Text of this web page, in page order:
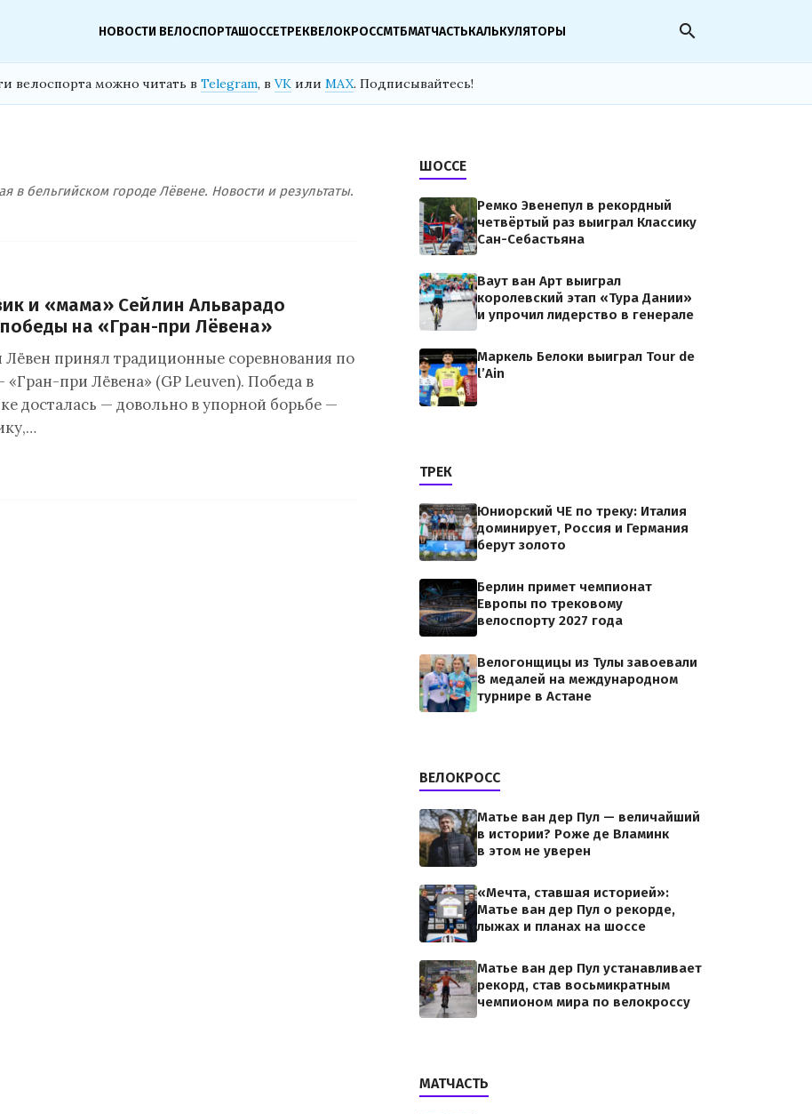
НОВОСТИ ВЕЛОСПОРТАШОССЕТРЕКВЕЛОКРОССМТБМАТЧАСТЬКАЛЬКУЛЯТОРЫ search
велоспорта можно читать в Telegram, в VK или MAX. Подписывайтесь!
в бельгийском городе Лёвене. Новости и результаты.
и «мама» Сейлин Альварадо
на «Гран-при Лёвена»
Лёвен принял традиционные соревнования по
«Гран-при Лёвена» (GP Leuven). Победа в
досталась — довольно в упорной борьбе —
ШОССЕ
Ремко Эвенепул в рекордный
четвёртый раз выиграл Классику
Сан-Себастьяна
Ваут ван Арт выиграл
королевский этап «Тура Дании»
и упрочил лидерство в генерале
Маркель Белоки выиграл Tour de
l’Ain
ТРЕК
Юниорский ЧЕ по треку: Италия
доминирует, Россия и Германия
берут золото
Берлин примет чемпионат
Европы по трековому
велоспорту 2027 года
Велогонщицы из Тулы завоевали
8 медалей на международном
турнире в Астане
ВЕЛОКРОСС
Матье ван дер Пул — величайший
в истории? Роже де Вламинк
в этом не уверен
«Мечта, ставшая историей»:
Матье ван дер Пул о рекорде,
лыжах и планах на шоссе
Матье ван дер Пул устанавливает
рекорд, став восьмикратным
чемпионом мира по велокроссу
МАТЧАСТЬ